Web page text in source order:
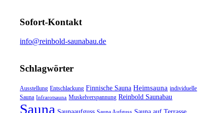
Sofort-Kontakt
info@reinbold-saunabau.de
Schlagwörter
Ausstellung Entschlackung Finnische Sauna Heimsauna individuelle
Sauna Infrarotsauna Muskelverspannung Reinbold Saunabau
Sauna